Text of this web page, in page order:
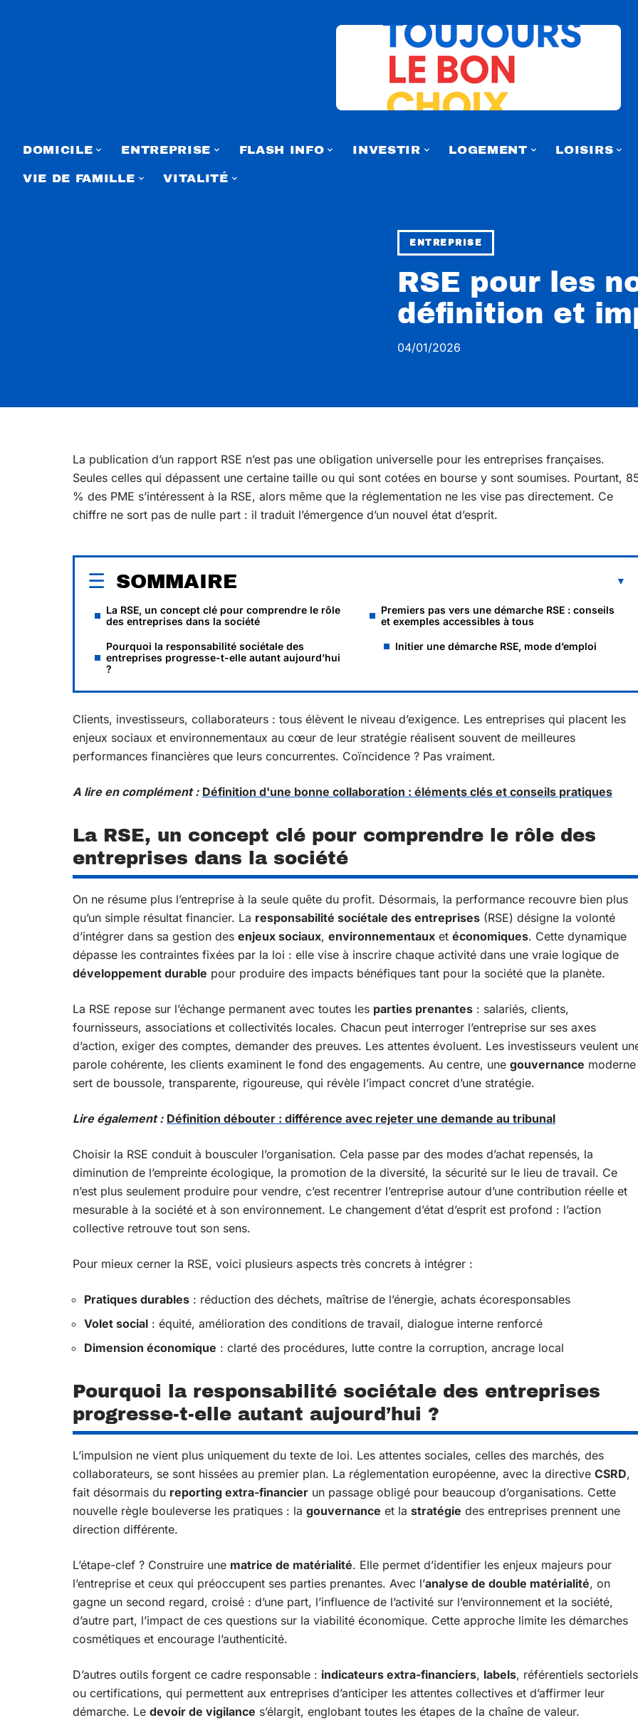
DOMICILE ENTREPRISE FLASH INFO INVESTIR LOGEMENT LOISIRS
VIE DE FAMILLE VITALITÉ
ENTREPRISE
RSE pour les
définition et
04/01/2026
La publication d’un rapport RSE n’est pas une obligation universelle pour les entreprises françaises.
Seules celles qui dépassent une certaine taille ou qui sont cotées en bourse y sont soumises. Pourtant,
% des PME s’intéressent à la RSE, alors même que la réglementation ne les vise pas directement. Ce
chiffre ne sort pas de nulle part : il traduit l’émergence d’un nouvel état d’esprit.
SOMMAIRE
La RSE, un concept clé pour comprendre le rôle
des entreprises dans la société
Pourquoi la responsabilité sociétale des
entreprises progresse-t-elle autant aujourd’hui
?
Premiers pas vers une démarche RSE : conseils
et exemples accessibles à tous
Initier une démarche RSE, mode d’emploi
Clients, investisseurs, collaborateurs : tous élèvent le niveau d’exigence. Les entreprises qui placent les
enjeux sociaux et environnementaux au cœur de leur stratégie réalisent souvent de meilleures
performances financières que leurs concurrentes. Coïncidence ? Pas vraiment.
A lire en complément : Définition d'une bonne collaboration : éléments clés et conseils pratiques
La RSE, un concept clé pour comprendre le rôle des
entreprises dans la société
On ne résume plus l’entreprise à la seule quête du profit. Désormais, la performance recouvre bien plus
qu’un simple résultat financier. La responsabilité sociétale des entreprises (RSE) désigne la volonté
d’intégrer dans sa gestion des enjeux sociaux, environnementaux et économiques. Cette dynamique
dépasse les contraintes fixées par la loi : elle vise à inscrire chaque activité dans une vraie logique de
développement durable pour produire des impacts bénéfiques tant pour la société que la planète.
La RSE repose sur l’échange permanent avec toutes les parties prenantes : salariés, clients,
fournisseurs, associations et collectivités locales. Chacun peut interroger l’entreprise sur ses axes
d’action, exiger des comptes, demander des preuves. Les attentes évoluent. Les investisseurs veulent
parole cohérente, les clients examinent le fond des engagements. Au centre, une gouvernance moderne
sert de boussole, transparente, rigoureuse, qui révèle l’impact concret d’une stratégie.
Lire également : Définition débouter : différence avec rejeter une demande au tribunal
Choisir la RSE conduit à bousculer l’organisation. Cela passe par des modes d’achat repensés, la
diminution de l’empreinte écologique, la promotion de la diversité, la sécurité sur le lieu de travail. Ce
n’est plus seulement produire pour vendre, c’est recentrer l’entreprise autour d’une contribution réelle et
mesurable à la société et à son environnement. Le changement d’état d’esprit est profond : l’action
collective retrouve tout son sens.
Pour mieux cerner la RSE, voici plusieurs aspects très concrets à intégrer :
Pratiques durables : réduction des déchets, maîtrise de l’énergie, achats écoresponsables
Volet social : équité, amélioration des conditions de travail, dialogue interne renforcé
Dimension économique : clarté des procédures, lutte contre la corruption, ancrage local
Pourquoi la responsabilité sociétale des entreprises
progresse-t-elle autant aujourd’hui ?
L’impulsion ne vient plus uniquement du texte de loi. Les attentes sociales, celles des marchés, des
collaborateurs, se sont hissées au premier plan. La réglementation européenne, avec la directive CSRD,
fait désormais du reporting extra-financier un passage obligé pour beaucoup d’organisations. Cette
nouvelle règle bouleverse les pratiques : la gouvernance et la stratégie des entreprises prennent une
direction différente.
L’étape-clef ? Construire une matrice de matérialité. Elle permet d’identifier les enjeux majeurs pour
l’entreprise et ceux qui préoccupent ses parties prenantes. Avec l’analyse de double matérialité, on
gagne un second regard, croisé : d’une part, l’influence de l’activité sur l’environnement et la société,
d’autre part, l’impact de ces questions sur la viabilité économique. Cette approche limite les démarches
cosmétiques et encourage l’authenticité.
D’autres outils forgent ce cadre responsable : indicateurs extra-financiers, labels, référentiels sectoriels
ou certifications, qui permettent aux entreprises d’anticiper les attentes collectives et d’affirmer leur
démarche. Le devoir de vigilance s’élargit, englobant toutes les étapes de la chaîne de valeur.